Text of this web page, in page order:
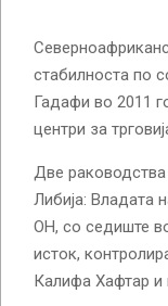
стабилноста по
Гадафи во 2011
центри за
Две
Либија: Владата
ОН, со седиште
исток,
Калифа Хафтар и